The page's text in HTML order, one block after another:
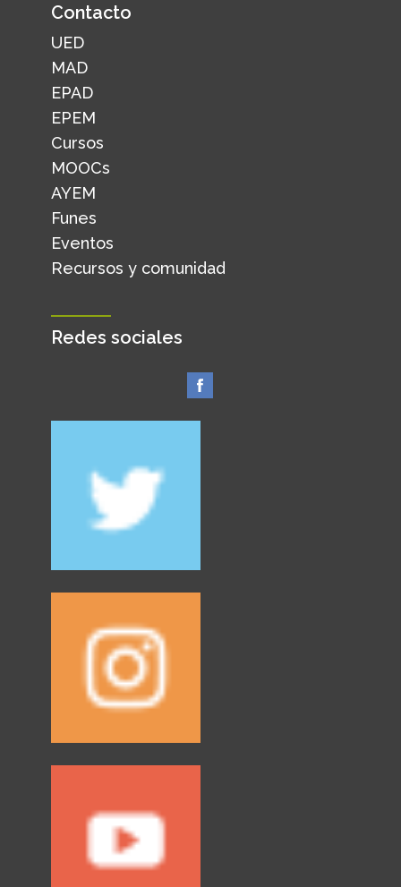
Contacto
UED
MAD
EPAD
EPEM
Cursos
MOOCs
AYEM
Funes
Eventos
Recursos y comunidad
Redes sociales